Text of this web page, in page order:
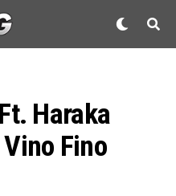
Haraka
Fino